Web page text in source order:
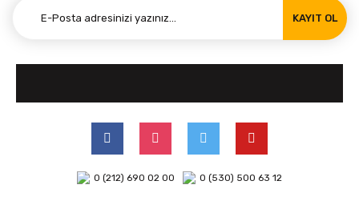
KAYIT OL
0 (212) 690 02 00 0 (530) 500 63 12